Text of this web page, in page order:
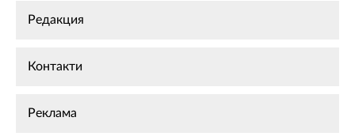
Редакция
Контакти
Реклама